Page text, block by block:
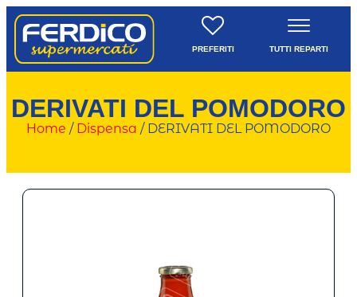
PREFERITI TUTTI REPARTI
DERIVATI DEL POMODORO
Home / Dispensa / DERIVATI DEL POMODORO